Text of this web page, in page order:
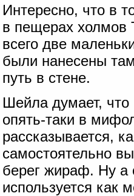
Интересно, что в
в пещерах холмов
всего две
были нанесены
путь в стене.
Шейла думает,
опять-таки в
рассказывается,
самостоятельно
берег жираф. Ну а
используется как